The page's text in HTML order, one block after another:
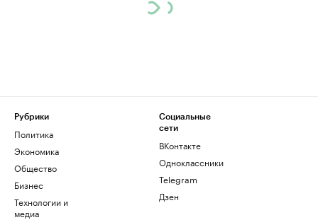
Рубрики
Политика
Экономика
Общество
Бизнес
Технологии и
медиа
Социальные
сети
ВКонтакте
Одноклассники
Telegram
Дзен